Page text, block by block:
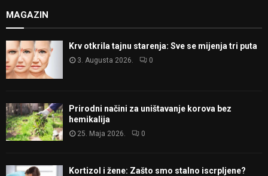
MAGAZIN
Krv otkrila tajnu starenja: Sve se mijenja tri puta
3. Augusta 2026. 0
Prirodni načini za uništavanje korova bez
hemikalija
25. Maja 2026. 0
Kortizol i žene: Zašto smo stalno iscrpljene?